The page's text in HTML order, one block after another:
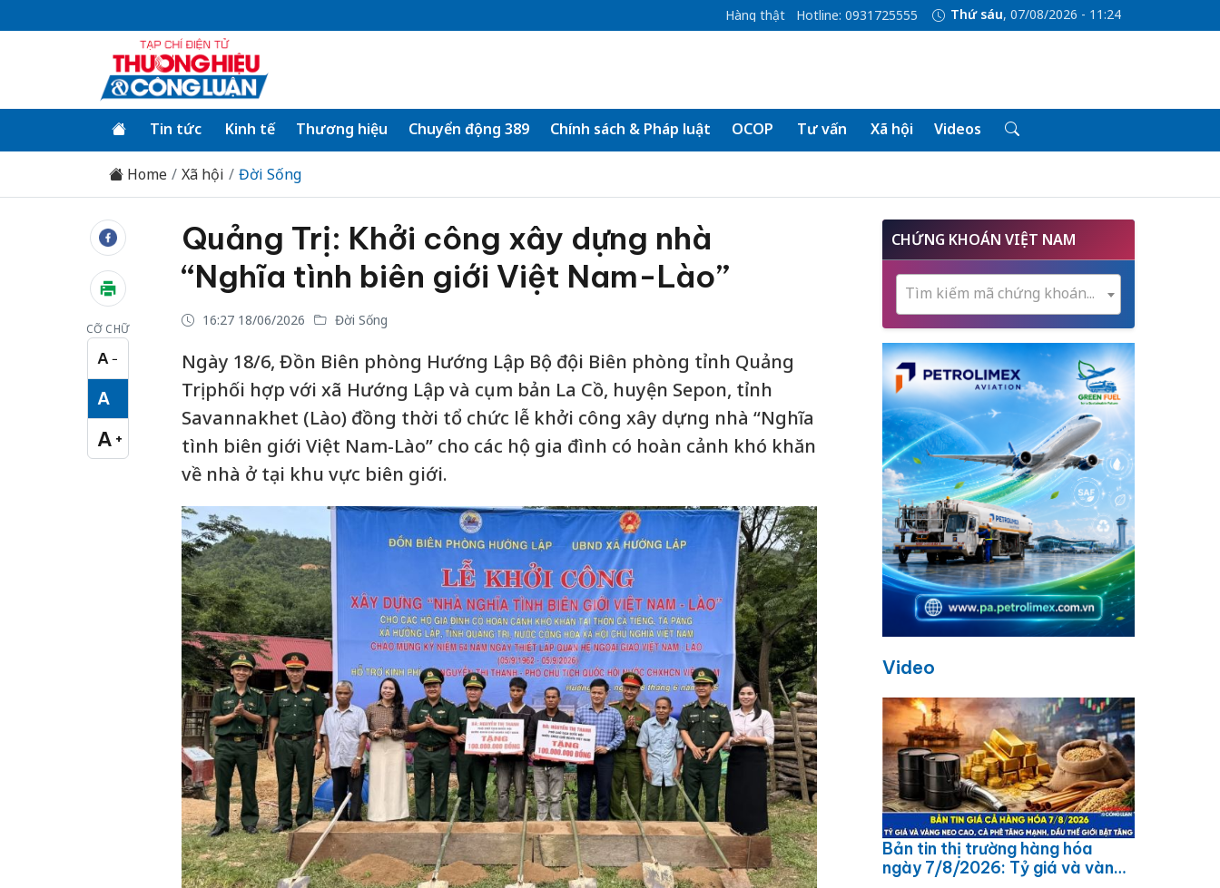
Hàng thật Hotline: 0931725555 Thứ sáu, 07/08/2026 - 11:24
Tin tức Kinh tế Thương hiệu Chuyển động 389 Chính sách & Pháp luật OCOP Tư vấn Xã hội Videos
Home Xã hội Đời Sống
CỠ CHỮ
A −
Cỡ chữ nhỏ
A
Cỡ chữ vừa
A +
Cỡ chữ lớn
Quảng Trị: Khởi công xây dựng nhà
“Nghĩa tình biên giới Việt Nam-Lào”
16:27 18/06/2026 Đời Sống
Ngày 18/6, Đồn Biên phòng Hướng Lập Bộ đội Biên phòng tỉnh Quảng
Trị phối hợp với xã Hướng Lập và cụm bản La Cồ, huyện Sepon, tỉnh
Savannakhet (Lào) đồng thời tổ chức lễ khởi công xây dựng nhà “Nghĩa
tình biên giới Việt Nam-Lào” cho các hộ gia đình có hoàn cảnh khó khăn
về nhà ở tại khu vực biên giới.
CHỨNG KHOÁN VIỆT NAM
Tìm kiếm mã chứng khoán...
Video
Bản tin thị trường hàng hóa
ngày 7/8/2026: Tỷ giá và vàng